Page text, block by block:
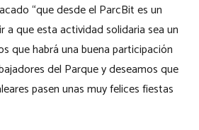
“que desde el ParcBit es un
a que esta actividad solidaria sea un
que habrá una buena participación
del Parque y deseamos que
pasen unas muy felices fiestas